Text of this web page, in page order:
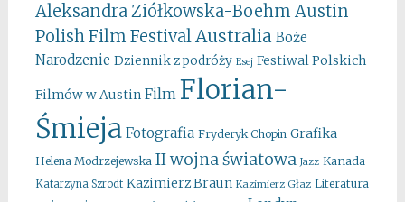
Aleksandra Ziółkowska-Boehm Austin
Polish Film FestivalAustralia Boże
Narodzenie Dziennik z podróży Esej Festiwal Polskich
Filmów w Austin Film Florian-
Śmieja Fotografia Fryderyk Chopin Grafika
Helena Modrzejewska II wojna światowa Jazz Kanada
Katarzyna Szrodt Kazimierz Braun Kazimierz Głaz Literatura